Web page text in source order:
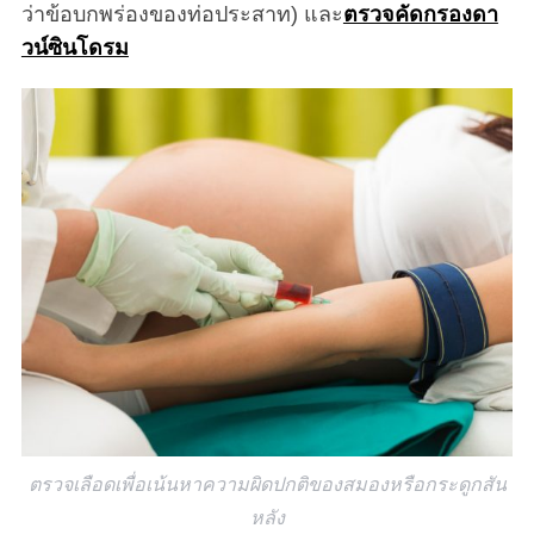
ว่าข้อบกพร่องของท่อประสาท) และตรวจคัดกรองดา
วน์ซินโดรม
ตรวจเลือดเพื่อเน้นหาความผิดปกติของสมองหรือกระดูกสัน
หลัง